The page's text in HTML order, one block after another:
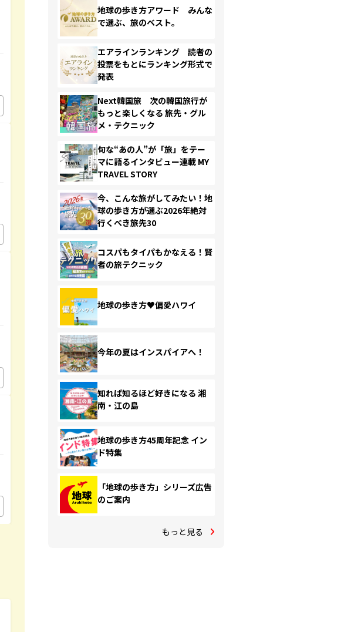
地球の歩き方アワード みんな
で選ぶ、旅のベスト。
エアラインランキング 読者の
投票をもとにランキング形式で
発表
Next韓国旅 次の韓国旅行が
もっと楽しくなる 旅先・グル
メ・テクニック
旬な“あの人”が「旅」をテー
マに語るインタビュー連載 MY
TRAVEL STORY
今、こんな旅がしてみたい！地
球の歩き方が選ぶ2026年絶対
行くべき旅先30
コスパもタイパもかなえる！賢
者の旅テクニック
地球の歩き方♥偏愛ハワイ
今年の夏はインスパイアへ！
知れば知るほど好きになる 湘
南・江の島
地球の歩き方45周年記念 イン
ド特集
「地球の歩き方」シリーズ広告
のご案内
もっと見る